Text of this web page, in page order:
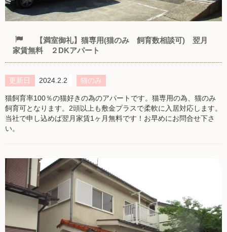
【満室御礼】猫専用(猫のみ 飼育数相談可) 翌月
家賃無料 ２DKアパート
更新日 2024.2.2 猫のみ
猫飼育率100％の猫好きの為のアパートです。猫専用の為、猫のみ
飼育可となります。2頭以上も敷金プラスで柔軟に入居対応します。
当社で申し込めば翌月家賃1ヶ月無料です！お早めにお問合せ下さ
い。